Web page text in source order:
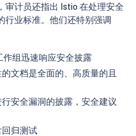
审计员还指出 Istio 在处理安全
行业标准。他们还特别强调
作组迅速响应安全披露
文档是全面的、高质量的且
安全漏洞的披露，安全建议
归测试